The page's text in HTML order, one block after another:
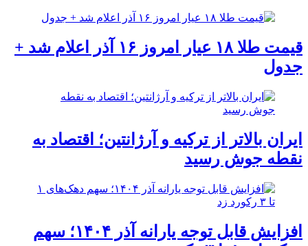
قیمت طلا ۱۸ عیار امروز ۱۶ آذر اعلام شد +
جدول
ایران بالاتر از ترکیه و آرژانتین؛ اقتصاد به
نقطه جوش رسید
افزایش قابل توجه یارانه آذر ۱۴۰۴؛ سهم